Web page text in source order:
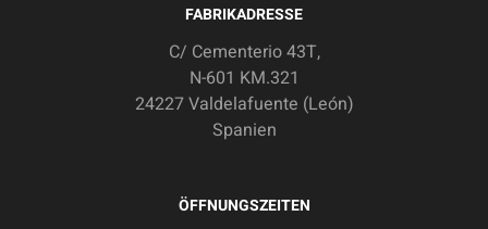
FABRIKADRESSE
C/ Cementerio 43T,
N-601 KM.321
24227 Valdelafuente (León)
Spanien
ÖFFNUNGSZEITEN